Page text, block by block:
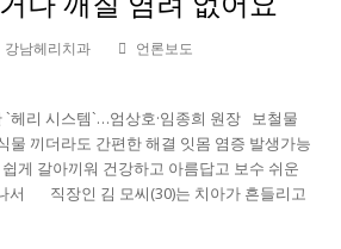
강남헤리치과
언론보도
`헤리 시스템`…엄상호·임종희 원장 보철물
물 끼더라도 간편한 해결 잇몸 염증 발생가능
게 갈아끼워 건강하고 아름답고 보수 쉬운
서 직장인 김 모씨(30)는 치아가 흔들리고